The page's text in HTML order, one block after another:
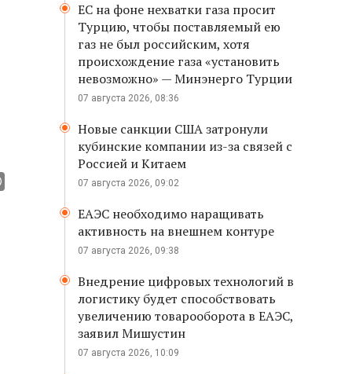
ЕС на фоне нехватки газа просит
Турцию, чтобы поставляемый ею
газ не был российским, хотя
происхождение газа «установить
невозможно» — Минэнерго Турции
07 августа 2026, 08:36
Новые санкции США затронули
кубинские компании из-за связей с
Россией и Китаем
07 августа 2026, 09:02
ЕАЭС необходимо наращивать
активность на внешнем контуре
07 августа 2026, 09:38
Внедрение цифровых технологий в
логистику будет способствовать
увеличению товарооборота в ЕАЭС,
заявил Мишустин
07 августа 2026, 10:09